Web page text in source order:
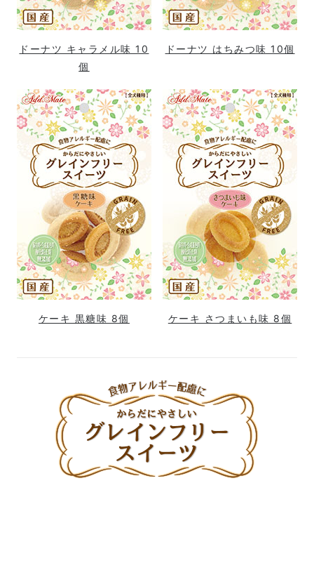
ドーナツ キャラメル味 10
個
ドーナツ はちみつ味 10個
ケーキ 黒糖味 8個 ケーキ さつまいも味 8個